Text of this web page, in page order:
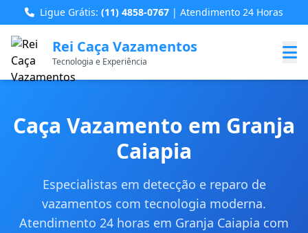
Ligue Grátis: (11) 4858-0767 | Atendimento 24 Horas
Rei Caça Vazamentos
Tecnologia e Experiência
Caça Vazamento em Granja
Caiapia
Especialistas em detecção e reparo de
vazamentos com tecnologia moderna.
Atendimento 24 horas em Granja Caiapia com